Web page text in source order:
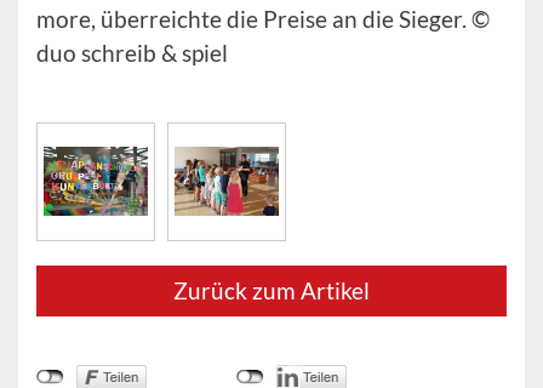
more, überreichte die Preise an die Sieger. ©
duo schreib & spiel
Zurück zum Artikel